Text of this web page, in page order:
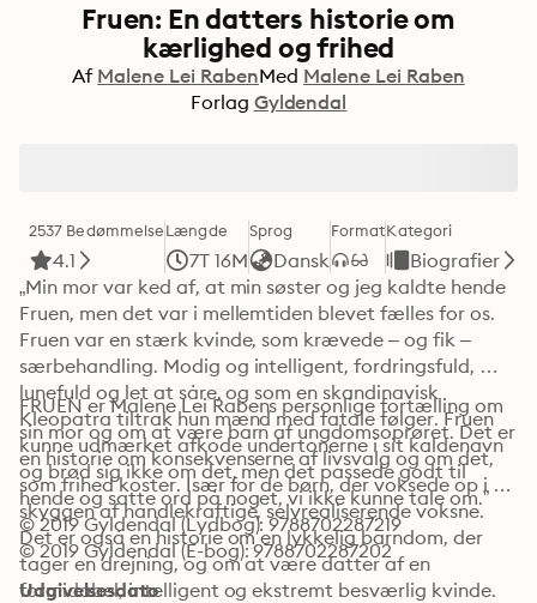
Fruen: En datters historie om
kærlighed og frihed
Af Malene Lei RabenMed Malene Lei Raben
Forlag Gyldendal
2537 Bedømmelse
4.1
Længde
7T 16M
Sprog
Dansk
FormatKategori
Biografier
„Min mor var ked af, at min søster og jeg kaldte hende
Fruen, men det var i mellemtiden blevet fælles for os.
Fruen var en stærk kvinde, som krævede – og fik –
særbehandling. Modig og intelligent, fordringsfuld,
lunefuld og let at såre, og som en skandinavisk
Kleopatra tiltrak hun mænd med fatale følger. Fruen
kunne udmærket afkode undertonerne i sit kaldenavn
og brød sig ikke om det, men det passede godt til
hende og satte ord på noget, vi ikke kunne tale om.”
FRUEN er Malene Lei Rabens personlige fortælling om
sin mor og om at være barn af ungdomsoprøret. Det er
en historie om konsekvenserne af livsvalg og om det,
som frihed koster. Især for de børn, der voksede op i
skyggen af handlekraftige, selvrealiserende voksne.
Det er også en historie om en lykkelig barndom, der
tager en drejning, og om at være datter af en
formidabel, intelligent og ekstremt besværlig kvinde.
© 2019 Gyldendal (Lydbog): 9788702287219
© 2019 Gyldendal (E-bog): 9788702287202
Udgivelsesdato